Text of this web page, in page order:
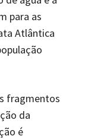
para as
Atlântica
fragmentos
da
é